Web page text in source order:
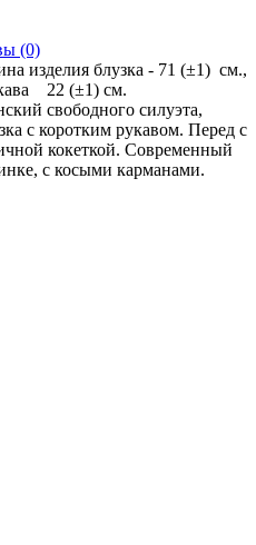
(0)
изделия блузка - 71 (±1) см.,
22 (±1) см.
свободного силуэта,
с коротким рукавом. Перед с
кокеткой. Современный
с косыми карманами.